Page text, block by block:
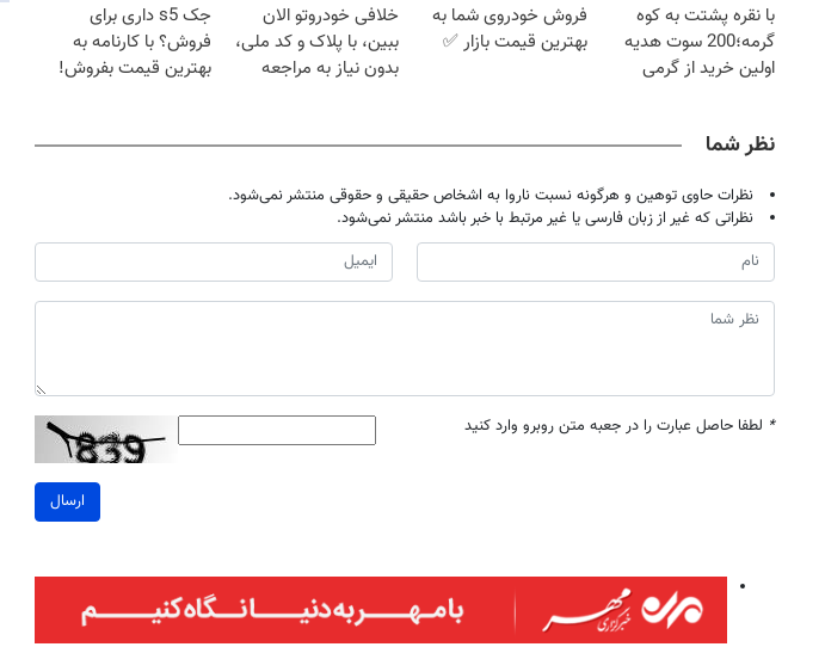
با نقره پشتت به کوه
گرمه؛200 سوت هدیه
اولین خرید از گرمی
فروش خودروی شما به
بهترین قیمت بازار ✅
خلافی خودروتو الان
ببین، با پلاک و کد ملی،
بدون نیاز به مراجعه
جک s5 داری برای
فروش؟ با کارنامه به
بهترین قیمت بفروش!
نظر شما
نظرات حاوی توهین و هرگونه نسبت ناروا به اشخاص حقیقی و حقوقی منتشر نمی‌شود.
نظراتی که غیر از زبان فارسی یا غیر مرتبط با خبر باشد منتشر نمی‌شود.
* لطفا حاصل عبارت را در جعبه متن روبرو وارد کنید
ارسال